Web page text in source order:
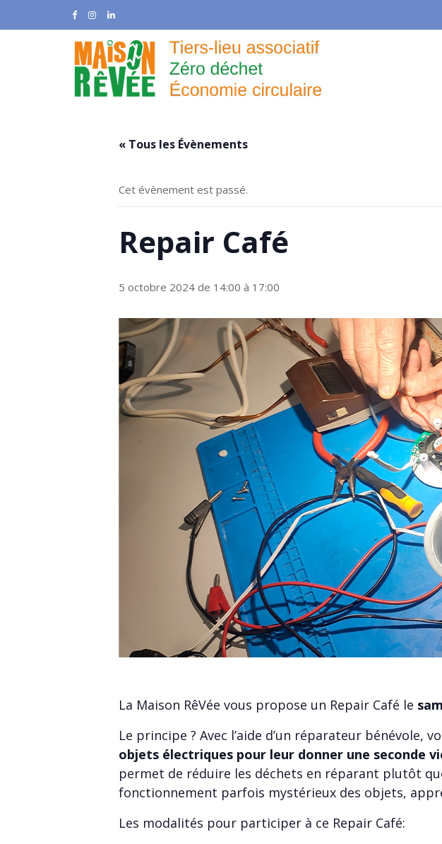
« Tous les Évènements
Cet évènement est passé.
Repair Café
5 octobre 2024 de 14:00 à 17:00
La Maison RêVée vous propose un Repair Café le
Le principe ? Avec l’aide d’un réparateur bénévole,
objets électriques pour leur donner une seconde
permet de réduire les déchets en réparant plutôt
fonctionnement parfois mystérieux des objets,
Les modalités pour participer à ce Repair Café: